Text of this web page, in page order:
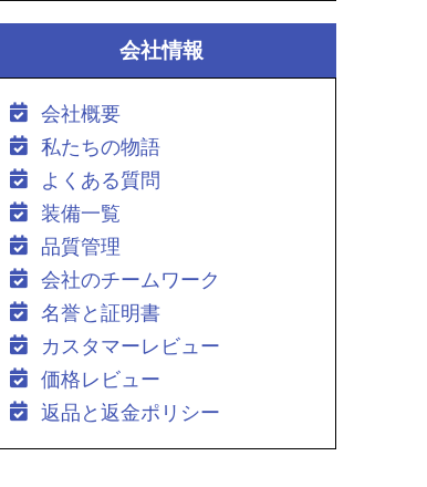
会社情報
会社概要
私たちの物語
よくある質問
装備一覧
品質管理
会社のチームワーク
名誉と証明書
カスタマーレビュー
価格レビュー
返品と返金ポリシー